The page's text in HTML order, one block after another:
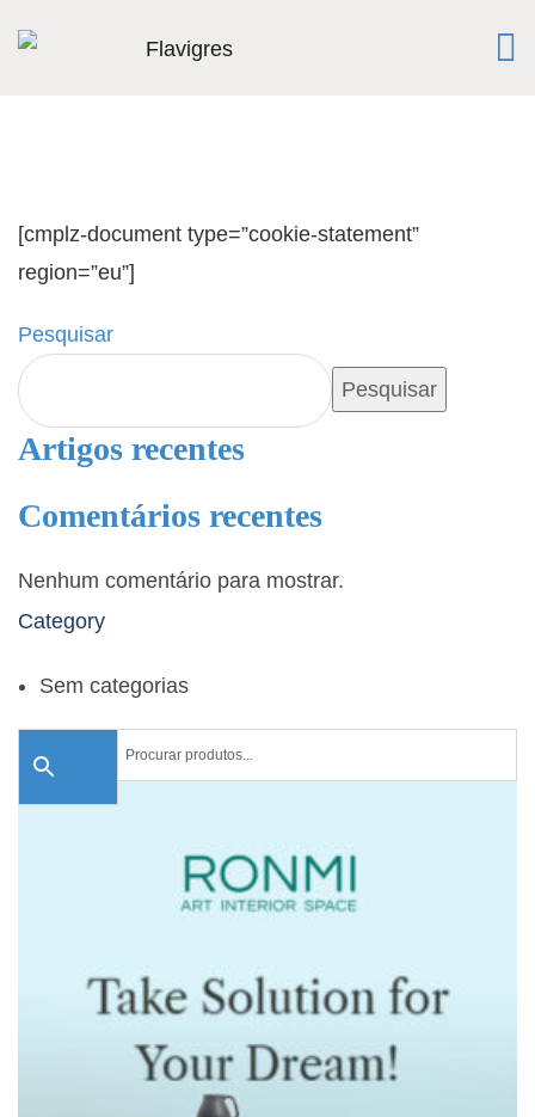
[cmplz-document type=”cookie-statement”
region=”eu”]
Pesquisar
Pesquisar
Artigos recentes
Comentários recentes
Nenhum comentário para mostrar.
Category
Sem categorias